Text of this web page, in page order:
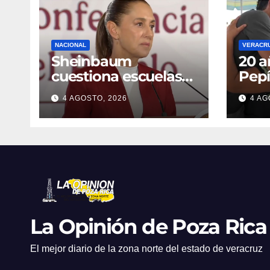
NACIONAL
Sheinbaum
cuestiona escuelas
militarizadas en
Guanajuato
4 AGOSTO, 2026
20
4
La Opinión de Poza Rica
El mejor diario de la zona norte del estado de veracruz